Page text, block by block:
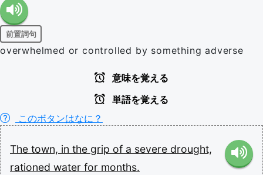
前置詞句
overwhelmed or controlled by something adverse
意味を覚える
単語を覚える
このボタンはなに？
The town, in the grip of a severe drought,
rationed water for months.